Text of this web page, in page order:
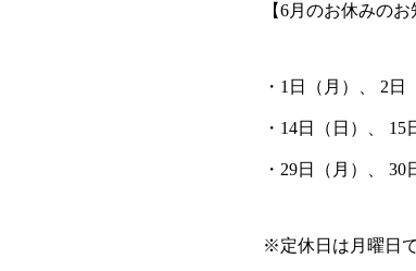
【6月のお休みのお
・1日（月）、 2日
・14日（日）、 15
・29日（月）、 30
※定休日は月曜日